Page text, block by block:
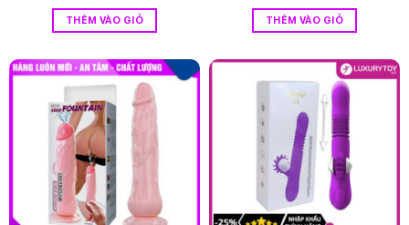
THÊM VÀO GIỎ
là:
950.000₫.
THÊM VÀO GIỎ